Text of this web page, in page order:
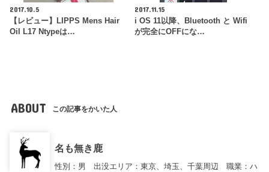
2017.10.5
【レビュー】LIPPS Mens Hair
Oil L17 Ntypeは…
2017.11.15
i OS 11以降、Bluetooth と Wifi
が完全にOFFにな…
ABOUT この記事をかいた人
名も無き鹿
性別：男 出没エリア：東京、埼玉、千葉周辺 職業：ハ